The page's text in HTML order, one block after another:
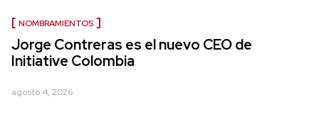
NOMBRAMIENTOS
Jorge Contreras es el nuevo CEO de
Initiative Colombia
agosto 4, 2026